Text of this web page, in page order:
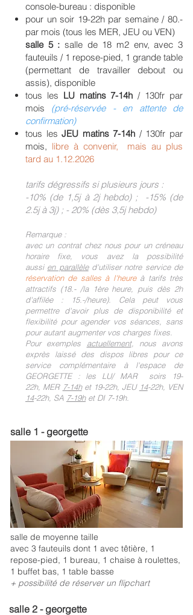
console-bureau : disponible
pour un soir 19-22h par semaine / 80.-
par mois (tous les MER, JEU ou VEN)
salle 5 : salle de 18 m2 env, avec 3
fauteuils / 1 repose-pied, 1 grande table
(permettant de travailler debout ou
assis), disponible
tous les LU matins 7-14h/ 130fr par
mois (pré-réservée - en attente de
confirmation)
tous lesJEU matins 7-14h / 130fr par
mois, libre à convenir, mais au plus
tard au 1.12.2026
tarifs dégressifs si plusieurs jours :
-10% (de 1,5j à 2j hebdo) ; -15% (de
2.5j à 3j) ; - 20% (dès 3,5j hebdo)
Remarque :
avec un contrat chez nous pour un créneau
horaire fixe, vous avez la possibilité
aussi en parallèled'utiliser notre service de
réservation de salles à l'heure à tarifs très
attractifs (18.- /la 1ère heure, puis dès 2h
d'affilée : 15.-/heure). Celapeut vous
permettre d'avoir plus de disponibilité et
flexibilité pour agender vos séances, sans
pour autant augmenter vos charges fixes.
Pour exemples
actuellement,
nous avons
exprès laissé des dispos libres pour ce
service complémentaire à l'espace de
GEORGETTE : les LU/ MAR soirs
19-
22h, MER 7-14het 19-22h, JEU 14-22h, VEN
14-22h, SA 7-19het DI 7-19h.
salle 1 - georgette
salle de moyenne taille
avec 3 fauteuils dont 1 avec têtière, 1
repose-pied, 1 bureau, 1 chaise à roulettes,
1 buffet bas, 1 table basse
+ possibilité de réserver un flipchart
salle 2 - georgette